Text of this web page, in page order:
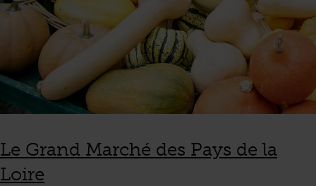
Le Grand Marché des Pays de la
Loire